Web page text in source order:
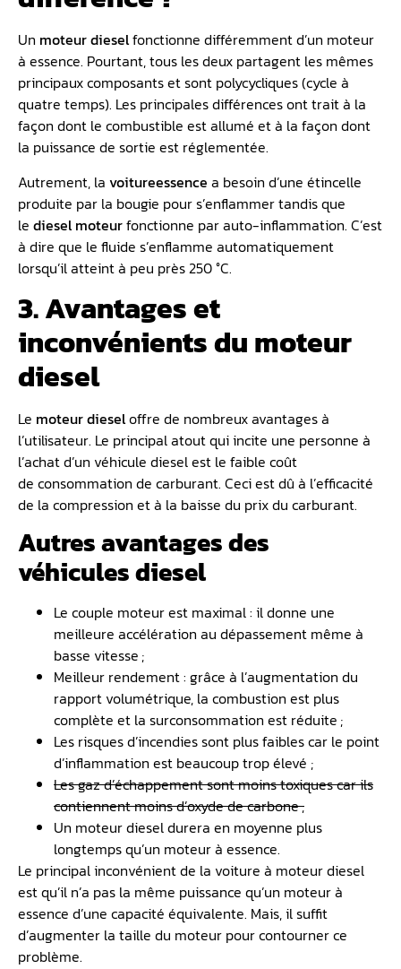
Un moteur dieselfonctionne différemment d’un moteur
à essence. Pourtant, tous les deux partagent les mêmes
principaux composants et sont polycycliques (cycle à
quatre temps). Les principales différences ont trait à la
façon dont le combustible est allumé et à la façon dont
la puissance de sortie est réglementée.
Autrement, la voitureessence a besoin d’une étincelle
produite par la bougie pour s’enflammer tandis que
le diesel moteurfonctionne par auto-inflammation. C’est
à dire que le fluide s’enflamme automatiquement
lorsqu’il atteint à peu près 250 °C.
3. Avantages et
inconvénients du moteur
diesel
Le moteur dieseloffre de nombreux avantages à
l’utilisateur. Le principal atout qui incite une personne à
l’achat d’un véhicule diesel est le faible coût
de consommation de carburant. Ceci est dû à l’efficacité
de la compression et à la baisse du prix du carburant.
Autres avantages des
véhicules diesel
Le couple moteur est maximal : il donne une
meilleure accélération au dépassement même à
basse vitesse ;
Meilleur rendement : grâce à l’augmentation du
rapport volumétrique, la combustion est plus
complète et la surconsommation est réduite ;
Les risques d’incendies sont plus faibles car le point
d’inflammation est beaucoup trop élevé ;
Les gaz d’échappement sont moins toxiques car ils
contiennent moins d’oxyde de carbone ;
Un moteur diesel durera en moyenne plus
longtemps qu’un moteur à essence.
Le principal inconvénient de la voiture à moteur diesel
est qu’il n’a pas la même puissance qu’un moteur à
essence d’une capacité équivalente. Mais, il suffit
d’augmenter la taille du moteur pour contourner ce
problème.